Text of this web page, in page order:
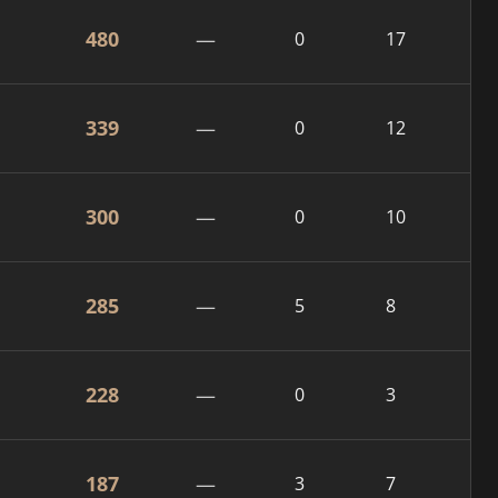
480 — 0 17
339 — 0 12
300 — 0 10
285 — 5 8
228 — 0 3
187 — 3 7